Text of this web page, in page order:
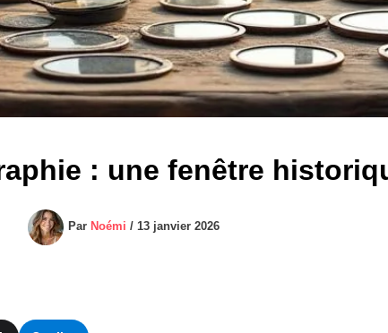
: une fenêtre
Par Noémi / 13 janvier 2026